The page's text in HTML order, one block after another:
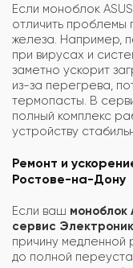
Если моноблок
отличить проблемы
железа. Например,
при вирусах и
заметно ускорит
из-за перегрева,
термопасты. В
полный комплекс
устройству
Ремонт и
Ростове-на-Дону
Если ваш моноблок
сервис Электроник
причину медленной
до полной